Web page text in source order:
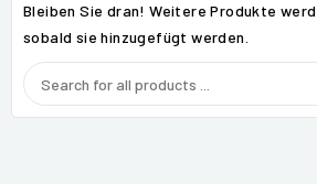
Bleiben Sie dran! Weitere Produkte
sobald sie hinzugefügt werden.